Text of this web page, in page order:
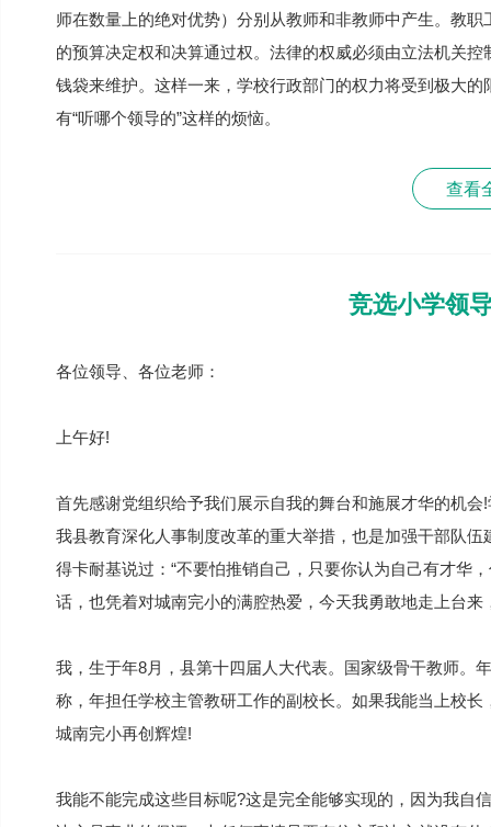
师在数量上的绝对优势）分别从教师和非教师中产生。教
的预算决定权和决算通过权。法律的权威必须由立法机关
钱袋来维护。这样一来，学校行政部门的权力将受到极大
有“听哪个领导的”这样的烦恼。
查看
竞选小学领
各位领导、各位老师：
上午好!
首先感谢党组织给予我们展示自我的舞台和施展才华的机
我县教育深化人事制度改革的重大举措，也是加强干部队
得卡耐基说过：“不要怕推销自己，只要你认为自己有才华
话，也凭着对城南完小的满腔热爱，今天我勇敢地走上台
我，生于年8月，县第十四届人大代表。国家级骨干教师。
称，年担任学校主管教研工作的副校长。如果我能当上校
城南完小再创辉煌!
我能不能完成这些目标呢?这是完全能够实现的，因为我自